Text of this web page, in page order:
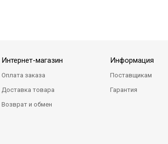
Интернет-магазин
Оплата заказа
Доставка товара
Возврат и обмен
Информация
Поставщикам
Гарантия